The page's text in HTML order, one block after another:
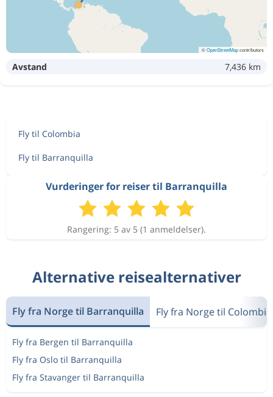
©OpenStreetMapcontributors
Avstand 7,436 km
Fly til Colombia
Fly til Barranquilla
Vurderinger for reiser til Barranquilla
Rangering: 5 av 5 (1 anmeldelser).
Alternative reisealternativer
Fly fra Norge til Barranquilla Fly fra Norge til Colombia
Fly fra Bergen til Barranquilla
Fly fra Oslo til Barranquilla
Fly fra Stavanger til Barranquilla